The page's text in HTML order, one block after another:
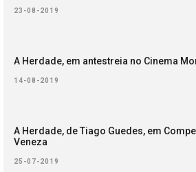
23-08-2019
A Herdade, em antestreia no Cinema
14-08-2019
A Herdade, de Tiago Guedes, em
Veneza
25-07-2019